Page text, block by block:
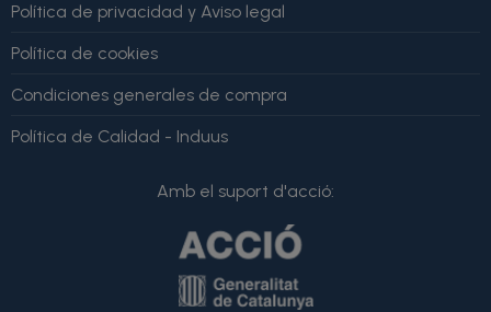
Política de privacidad y Aviso legal
Política de cookies
Condiciones generales de compra
Política de Calidad - Induus
Amb el suport d'acció: